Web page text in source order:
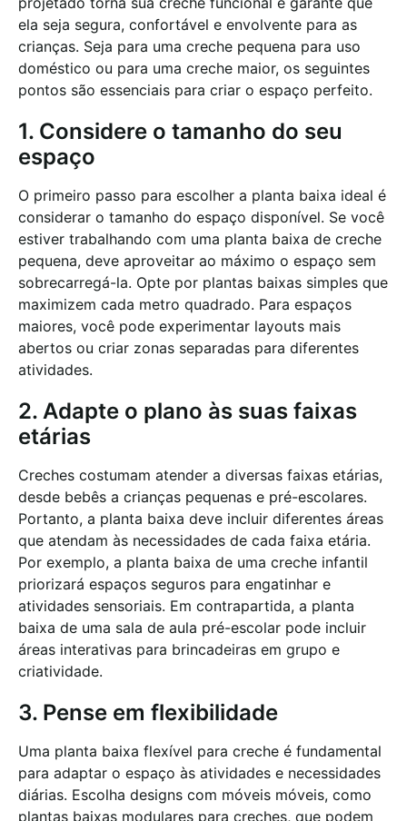
ela seja segura, confortável e envolvente para as
crianças. Seja para uma creche pequena para uso
doméstico ou para uma creche maior, os seguintes
pontos são essenciais para criar o espaço perfeito.
1. Considere o tamanho do seu
espaço
O primeiro passo para escolher a planta baixa ideal é
considerar o tamanho do espaço disponível. Se você
estiver trabalhando com uma planta baixa de creche
pequena, deve aproveitar ao máximo o espaço sem
sobrecarregá-la. Opte por plantas baixas simples que
maximizem cada metro quadrado. Para espaços
maiores, você pode experimentar layouts mais
abertos ou criar zonas separadas para diferentes
atividades.
2. Adapte o plano às suas faixas
etárias
Creches costumam atender a diversas faixas etárias,
desde bebês a crianças pequenas e pré-escolares.
Portanto, a planta baixa deve incluir diferentes áreas
que atendam às necessidades de cada faixa etária.
Por exemplo, a planta baixa de uma creche infantil
priorizará espaços seguros para engatinhar e
atividades sensoriais. Em contrapartida, a planta
baixa de uma sala de aula pré-escolar pode incluir
áreas interativas para brincadeiras em grupo e
criatividade.
3. Pense em flexibilidade
Uma planta baixa flexível para creche é fundamental
para adaptar o espaço às atividades e necessidades
diárias. Escolha designs com móveis móveis, como
plantas baixas modulares para creches, que podem